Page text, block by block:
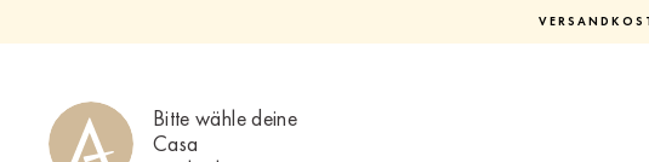
zum
Bitte wähle deine
Casa